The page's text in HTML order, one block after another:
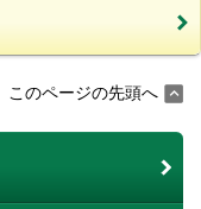
このページの先頭へ